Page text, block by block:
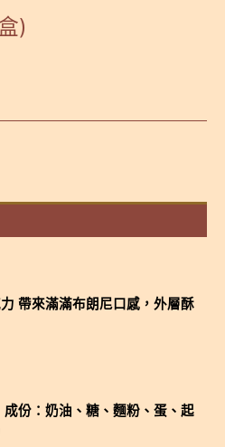
)
帶來滿滿布朗尼口感，外層酥
成份： 奶油、糖、麵粉、蛋、起